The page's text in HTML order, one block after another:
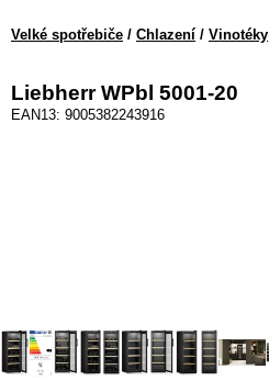
Velké spotřebiče / Chlazení / Vinotéky
Liebherr WPbl 5001-20
EAN13: 9005382243916